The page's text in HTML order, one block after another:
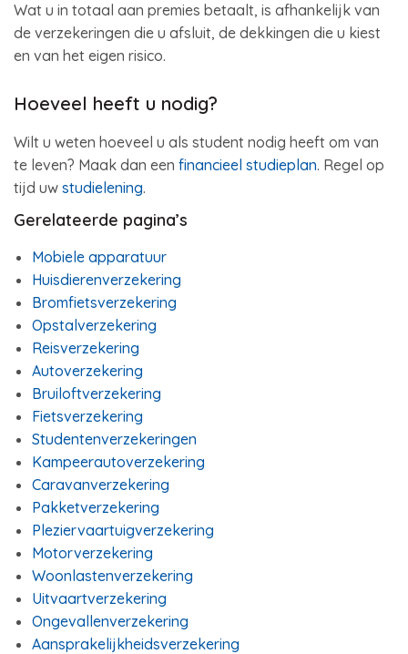
Wat u in totaal aan premies betaalt, is afhankelijk van
de verzekeringen die u afsluit, de dekkingen die u kiest
en van het eigen risico.
Hoeveel heeft u nodig?
Wilt u weten hoeveel u als student nodig heeft om van
te leven? Maak dan een financieel studieplan. Regel op
tijd uw studielening.
Gerelateerde pagina’s
Mobiele apparatuur
Huisdierenverzekering
Bromfietsverzekering
Opstalverzekering
Reisverzekering
Autoverzekering
Bruiloftverzekering
Fietsverzekering
Studentenverzekeringen
Kampeerautoverzekering
Caravanverzekering
Pakketverzekering
Pleziervaartuigverzekering
Motorverzekering
Woonlastenverzekering
Uitvaartverzekering
Ongevallenverzekering
Aansprakelijkheidsverzekering